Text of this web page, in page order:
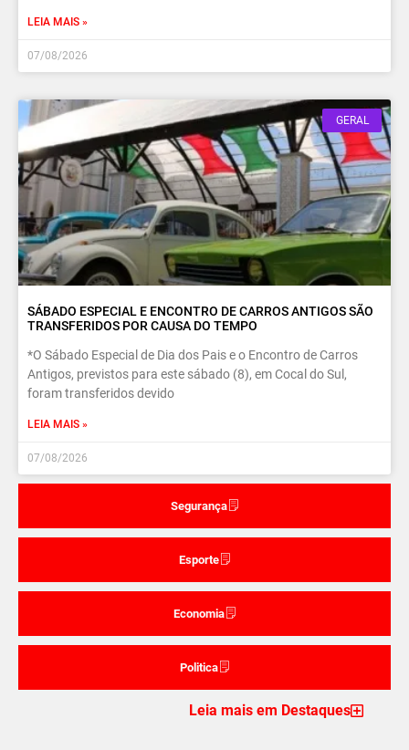
Segurança
Esporte
Economia
Politica
LEIA MAIS »
07/08/2026
GERAL
SÁBADO ESPECIAL E ENCONTRO DE CARROS ANTIGOS SÃO
TRANSFERIDOS POR CAUSA DO TEMPO
*O Sábado Especial de Dia dos Pais e o Encontro de Carros
Antigos, previstos para este sábado (8), em Cocal do Sul,
foram transferidos devido
LEIA MAIS »
07/08/2026
Leia mais em Destaques